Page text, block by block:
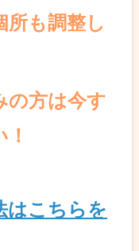
所も調整し
の方は今す
はこちらを